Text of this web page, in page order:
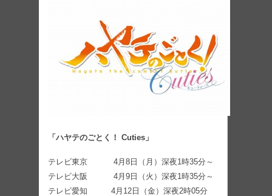
「ハヤテのごとく！ Cuties」
テレビ東京 4月8日（月）深夜1時35分～
テレビ大阪 4月9日（火）深夜1時35分～
テレビ愛知 4月12日（金）深夜2時05分